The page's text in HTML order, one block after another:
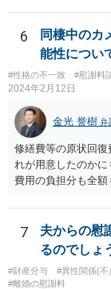
収入にもよります
の利用等もござい
めします。
6
同棲中のカ
能性につい
#性格の不一致 #慰謝料
2024年2月12日
金光 誉樹 弁
修繕費等の原状回
れが用意したのか
費用の負担分も全
用は相手方がその
用が争われる場合
7
夫からの慰
るのでしょ
#財産分与 #異性関係(不
#離婚の慰謝料